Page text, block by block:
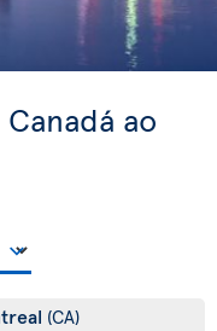
ao
(CA)